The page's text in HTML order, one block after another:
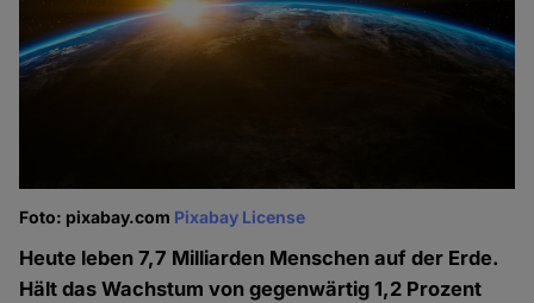
Foto: pixabay.com Pixabay License
Heute leben 7,7 Milliarden Menschen auf der Erde.
Hält das Wachstum von gegenwärtig 1,2 Prozent